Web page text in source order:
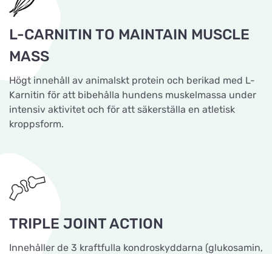
L-CARNITIN TO MAINTAIN MUSCLE
MASS
Högt innehåll av animalskt protein och berikad med L-
Karnitin för att bibehålla hundens muskelmassa under
intensiv aktivitet och för att säkerställa en atletisk
kroppsform.
TRIPLE JOINT ACTION
Innehåller de 3 kraftfulla kondroskyddarna (glukosamin,